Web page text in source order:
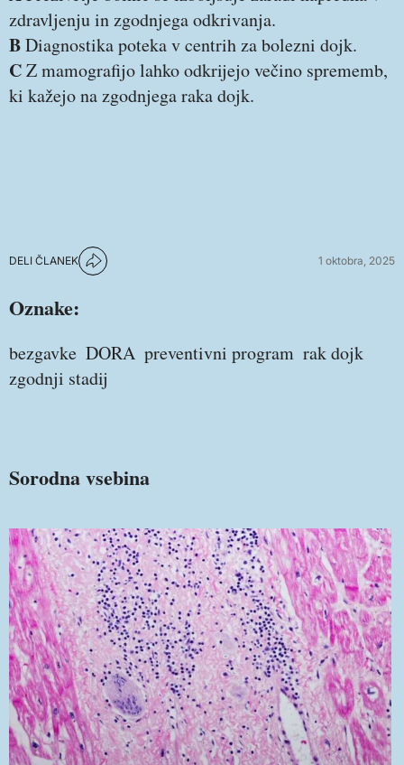
zdravljenju in zgodnjega odkrivanja.
BDiagnostika poteka v centrih za bolezni dojk.
CZ mamografijo lahko odkrijejo večino sprememb,
ki kažejo na zgodnjega raka dojk.
DELI ČLANEK 1 oktobra, 2025
Oznake:
bezgavke DORA preventivni program rak dojk
zgodnji stadij
Sorodna vsebina